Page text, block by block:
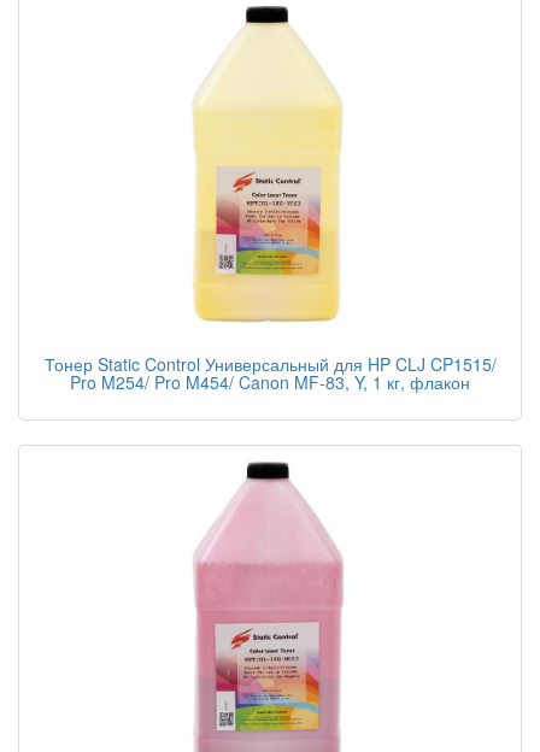
Тонер Static Control Универсальный для HP CLJ CP1515/
Pro M254/ Pro M454/ Canon MF-83, Y, 1 кг, флакон